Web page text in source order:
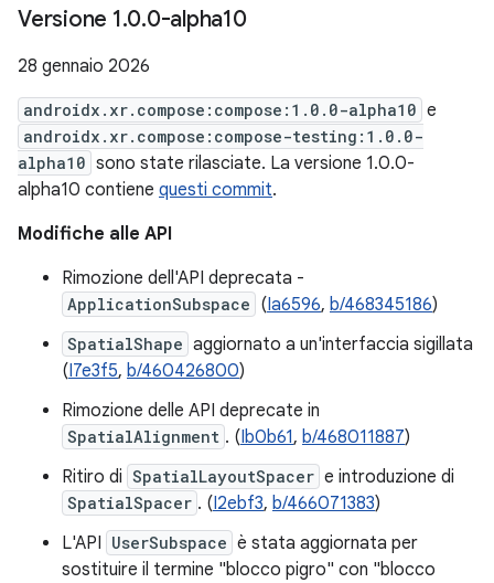
Versione 1.0.0-alpha10
28 gennaio 2026
androidx.xr.compose:compose:1.0.0-alpha10 e
androidx.xr.compose:compose-testing:1.0.0-
alpha10 sono state rilasciate. La versione 1.0.0-
alpha10 contiene questi commit.
Modifiche alle API
Rimozione dell'API deprecata -
ApplicationSubspace (Ia6596, b/468345186)
SpatialShape aggiornato a un'interfaccia sigillata
(I7e3f5, b/460426800)
Rimozione delle API deprecate in
SpatialAlignment . (Ib0b61, b/468011887)
Ritiro di SpatialLayoutSpacer e introduzione di
SpatialSpacer . (I2ebf3, b/466071383)
L'API UserSubspace è stata aggiornata per
sostituire il termine "blocco pigro" con "blocco